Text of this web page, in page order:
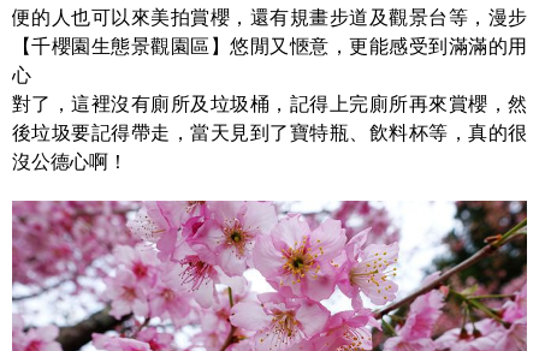
便的人也可以來美拍賞櫻，還有規畫步道及觀景台等，漫步
【千櫻園生態景觀園區】悠閒又愜意，更能感受到滿滿的用
心
對了，這裡沒有廁所及垃圾桶，記得上完廁所再來賞櫻，然
後垃圾要記得帶走，當天見到了寶特瓶、飲料杯等，真的很
沒公德心啊！